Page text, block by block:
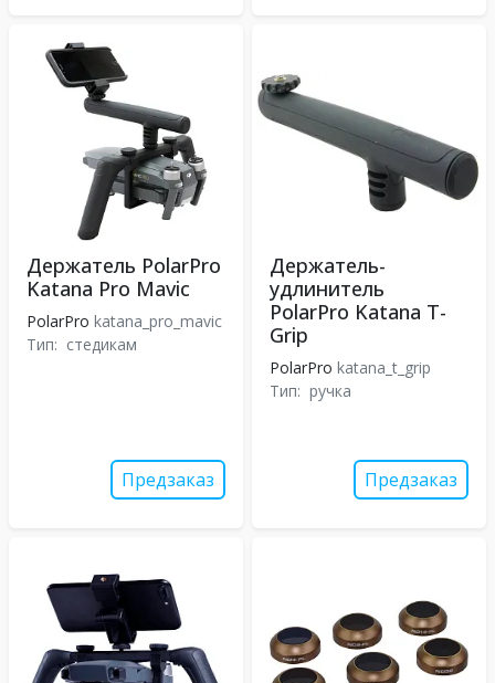
Держатель PolarPro
Katana Pro Mavic
PolarPro katana_pro_mavic
Тип: стедикам
Предзаказ
Держатель-
удлинитель
PolarPro Katana T-
Grip
PolarPro katana_t_grip
Тип: ручка
Предзаказ